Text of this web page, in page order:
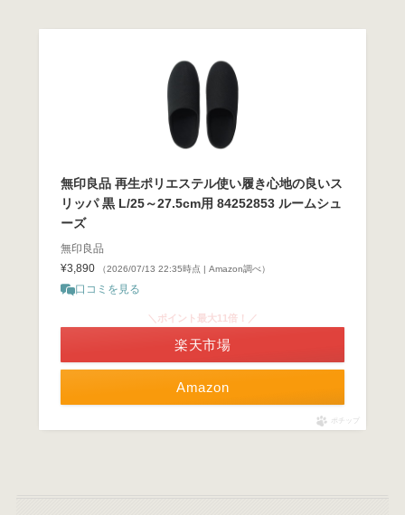
無印良品 再生ポリエステル使い履き心地の良いス
リッパ 黒 L/25～27.5cm用 84252853 ルームシュ
ーズ
無印良品
¥3,890
（2026/07/13 22:35時点 | Amazon調べ）
口コミを見る
Amazon
＼ポイント最大11倍！／
楽天市場
ポチップ